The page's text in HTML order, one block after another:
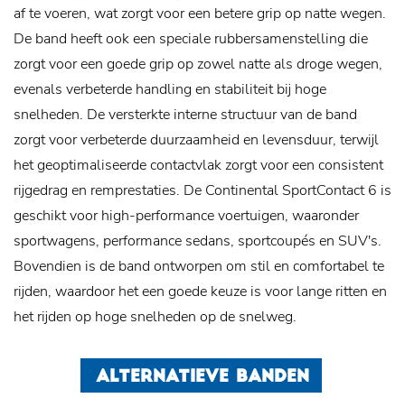
af te voeren, wat zorgt voor een betere grip op natte wegen.
De band heeft ook een speciale rubbersamenstelling die
zorgt voor een goede grip op zowel natte als droge wegen,
evenals verbeterde handling en stabiliteit bij hoge
snelheden. De versterkte interne structuur van de band
zorgt voor verbeterde duurzaamheid en levensduur, terwijl
het geoptimaliseerde contactvlak zorgt voor een consistent
rijgedrag en remprestaties. De Continental SportContact 6 is
geschikt voor high-performance voertuigen, waaronder
sportwagens, performance sedans, sportcoupés en SUV's.
Bovendien is de band ontworpen om stil en comfortabel te
rijden, waardoor het een goede keuze is voor lange ritten en
het rijden op hoge snelheden op de snelweg.
ALTERNATIEVE BANDEN